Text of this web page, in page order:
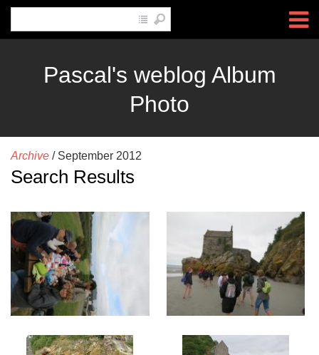
Pascal's weblog Album
Photo
Archive / September 2012
Search Results